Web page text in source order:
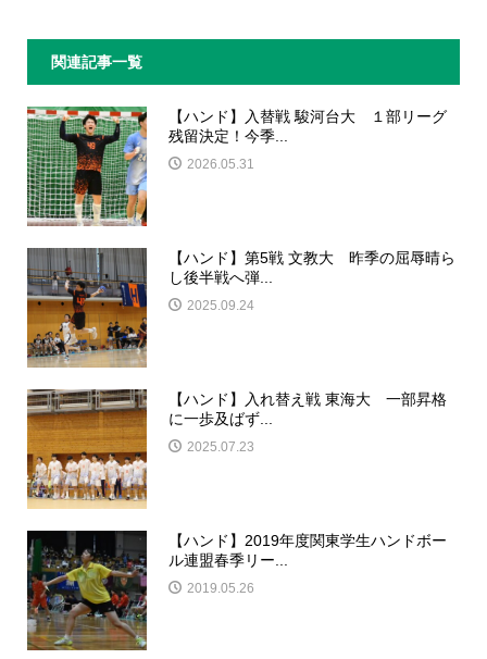
関連記事一覧
【ハンド】入替戦 駿河台大 １部リーグ
残留決定！今季...
2026.05.31
【ハンド】第5戦 文教大 昨季の屈辱晴ら
し後半戦へ弾...
2025.09.24
【ハンド】入れ替え戦 東海大 一部昇格
に一歩及ばず...
2025.07.23
【ハンド】2019年度関東学生ハンドボー
ル連盟春季リー...
2019.05.26